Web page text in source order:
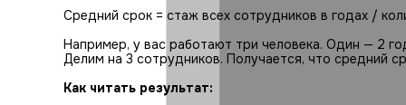
Средний срок = стаж всех сотрудников в годах /
Например, у вас работают три человека. Один — 2
Делим на 3 сотрудников. Получается, что средний
Как читать результат: